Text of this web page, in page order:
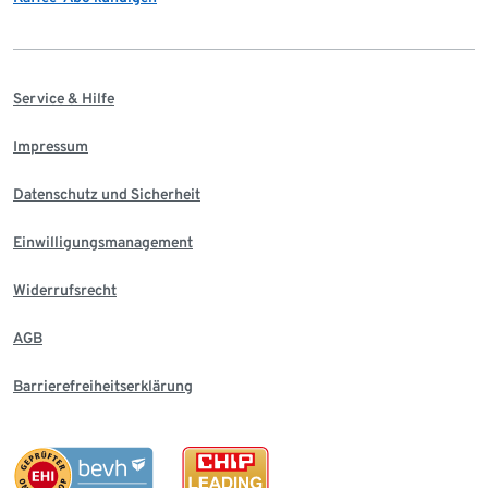
Service & Hilfe
Impressum
Datenschutz und Sicherheit
Einwilligungsmanagement
Widerrufsrecht
AGB
Barrierefreiheitserklärung